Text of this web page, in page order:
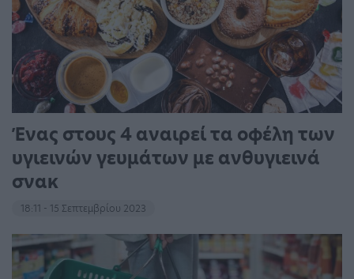
Ένας στους 4 αναιρεί τα οφέλη των
υγιεινών γευμάτων με ανθυγιεινά
σνακ
18:11 - 15 Σεπτεμβρίου 2023